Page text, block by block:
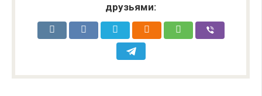
друзьями: